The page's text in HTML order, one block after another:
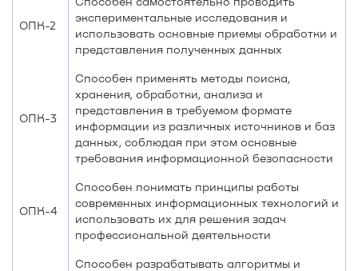
ОПК-2
экспериментальные исследования и
использовать основные приемы обработки и
представления полученных данных
ОПК-3
Способен применять методы поиска,
хранения, обработки, анализа и
представления в требуемом формате
информации из различных источников и баз
данных, соблюдая при этом основные
требования информационной безопасности
ОПК-4
Способен понимать принципы работы
современных информационных технологий и
использовать их для решения задач
профессиональной деятельности
Способен разрабатывать алгоритмы и